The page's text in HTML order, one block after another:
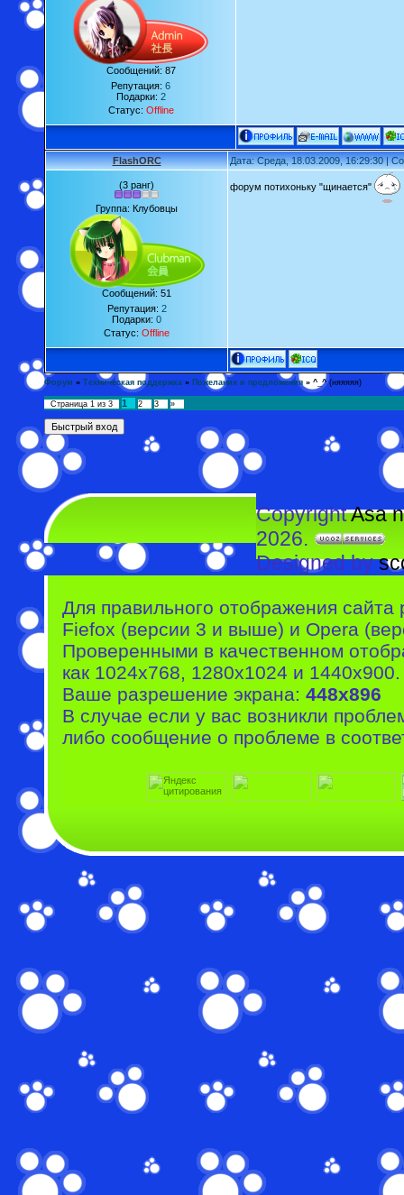
Сообщений: 87
Репутация: 6
Подарки: 2
Статус: Offline
FlashORC Дата: Среда, 18.03.2009, 16:29:30 |
(3 ранг)
Группа: Клубовцы
Сообщений: 51
Репутация: 2
Подарки: 0
Статус: Offline
форум потихоньку "щинается"
Форум » Техническая поддержка » Пожелания и предложения » ^_^ (няяяяя)
Страница 1 из 3 1 2 3 »
CopyrightAsa
2026.
Designed by
Для правильного отображения
Fiefox (версии 3 и выше) и Opera
Проверенными в качественном
как 1024x768, 1280x1024 и 1440x900.
Ваше разрешение экрана: 448x896
В случае если у вас возникли
либо сообщение о проблеме в